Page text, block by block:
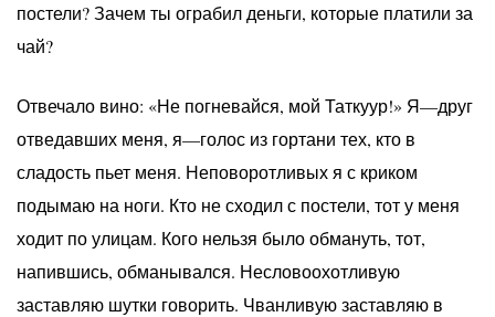
постели? Зачем ты ограбил деньги, которые платили за
чай?
Отвечало вино: «Не погневайся, мой Таткуур!» Я—друг
отведавших меня, я—голос из гортани тех, кто в
сладость пьет меня. Неповоротливых я с криком
подымаю на ноги. Кто не сходил с постели, тот у меня
ходит по улицам. Кого нельзя было обмануть, тот,
напившись, обманывался. Несловоохотливую
заставляю шутки говорить. Чванливую заставляю в